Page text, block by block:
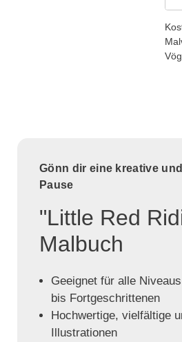
Gönn dir eine kreative
Pause
"Little Red
Malbuch
Geeignet für alle
bis Fortgeschrittenen
Hochwertige, vielfältige
Illustrationen